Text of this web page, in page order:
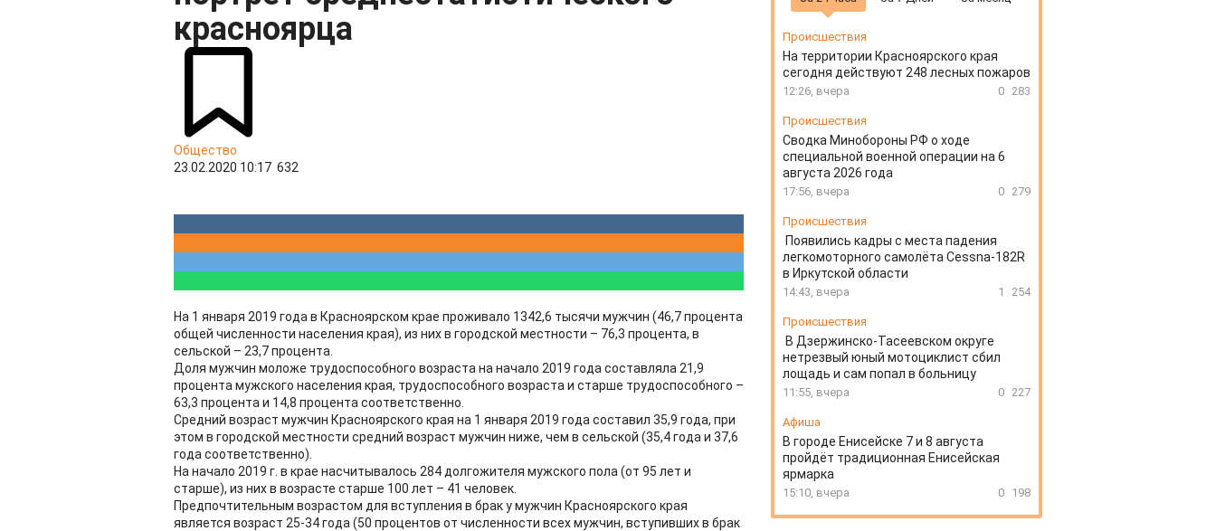
красноярца
Общество
23.02.2020 10:17 632
На 1 января 2019 года в Красноярском крае проживало 1342,6 тысячи мужчин (46,7 процента
общей численности населения края), из них в городской местности – 76,3 процента, в
сельской – 23,7 процента.
Доля мужчин моложе трудоспособного возраста на начало 2019 года составляла 21,9
процента мужского населения края, трудоспособного возраста и старше трудоспособного –
63,3 процента и 14,8 процента соответственно.
Средний возраст мужчин Красноярского края на 1 января 2019 года составил 35,9 года, при
этом в городской местности средний возраст мужчин ниже, чем в сельской (35,4 года и 37,6
года соответственно).
На начало 2019 г. в крае насчитывалось 284 долгожителя мужского пола (от 95 лет и
старше), из них в возрасте старше 100 лет – 41 человек.
Предпочтительным возрастом для вступления в брак у мужчин Красноярского края
является возраст 25-34 года (50 процентов от численности всех мужчин, вступивших в брак
Происшествия
На территории Красноярского края
сегодня действуют 248 лесных пожаров
12:26, вчера 0 283
Происшествия
Сводка Минобороны РФ о ходе
специальной военной операции на 6
августа 2026 года
17:56, вчера 0 279
Происшествия
Появились кадры с места падения
легкомоторного самолёта Cessna-182R
в Иркутской области
14:43, вчера 1 254
Происшествия
В Дзержинско-Тасеевском округе
нетрезвый юный мотоциклист сбил
лощадь и сам попал в больницу
11:55, вчера 0 227
Афиша
В городе Енисейске 7 и 8 августа
пройдёт традиционная Енисейская
ярмарка
15:10, вчера 0 198